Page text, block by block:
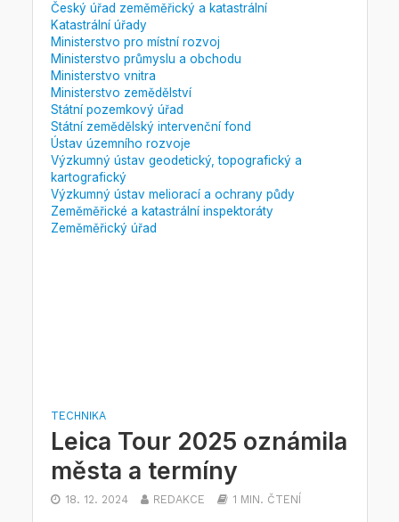
Český úřad zeměměřický a katastrální
Katastrální úřady
Ministerstvo pro místní rozvoj
Ministerstvo průmyslu a obchodu
Ministerstvo vnitra
Ministerstvo zemědělství
Státní pozemkový úřad
Státní zemědělský intervenční fond
Ústav územního rozvoje
Výzkumný ústav geodetický, topografický a
kartografický
Výzkumný ústav meliorací a ochrany půdy
Zeměměřické a katastrální inspektoráty
Zeměměřický úřad
TECHNIKA
Leica Tour 2025 oznámila
města a termíny
18. 12. 2024 REDAKCE 1 MIN. ČTENÍ